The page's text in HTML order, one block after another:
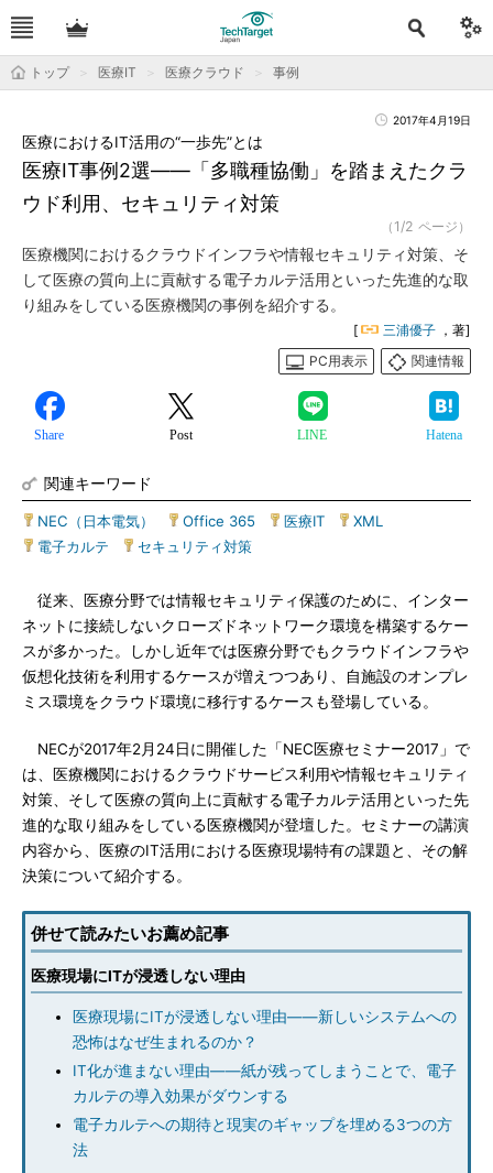
トップ 医療IT 医療クラウド 事例
2017年4月19日
医療IT事例2選――「多職種協働」を踏まえたクラ
ウド利用、セキュリティ対策
医療におけるIT活用の“一歩先”とは
（1/2 ページ）
医療機関におけるクラウドインフラや情報セキュリティ対策、そ
して医療の質向上に貢献する電子カルテ活用といった先進的な取
り組みをしている医療機関の事例を紹介する。
[ 三浦優子 ，著]
PC用表示
関連情報
Share Post LINE Hatena
関連キーワード
NEC（日本電気） Office 365 医療IT XML
電子カルテ
セキュリティ対策
従来、医療分野では情報セキュリティ保護のために、インター
ネットに接続しないクローズドネットワーク環境を構築するケー
スが多かった。しかし近年では医療分野でもクラウドインフラや
仮想化技術を利用するケースが増えつつあり、自施設のオンプレ
ミス環境をクラウド環境に移行するケースも登場している。
NECが2017年2月24日に開催した「NEC医療セミナー2017」で
は、医療機関におけるクラウドサービス利用や情報セキュリティ
対策、そして医療の質向上に貢献する電子カルテ活用といった先
進的な取り組みをしている医療機関が登壇した。セミナーの講演
内容から、医療のIT活用における医療現場特有の課題と、その解
決策について紹介する。
併せて読みたいお薦め記事
医療現場にITが浸透しない理由
医療現場にITが浸透しない理由――新しいシステムへの
恐怖はなぜ生まれるのか？
IT化が進まない理由――紙が残ってしまうことで、電子
カルテの導入効果がダウンする
電子カルテへの期待と現実のギャップを埋める3つの方
法